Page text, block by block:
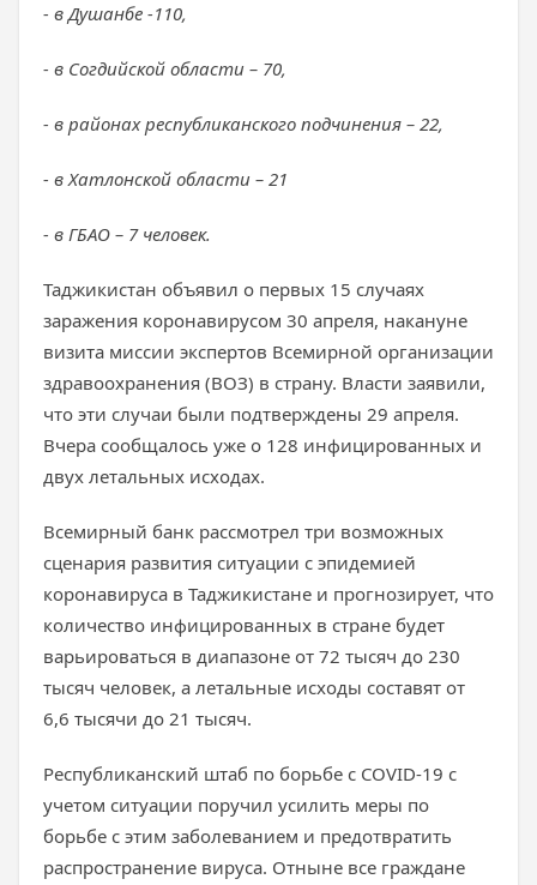
- в Душанбе -110,
- в Согдийской области – 70,
- в районах республиканского подчинения – 22,
- в Хатлонской области – 21
- в ГБАО – 7 человек.
Таджикистан объявил о первых 15 случаях
заражения коронавирусом 30 апреля, накануне
визита миссии экспертов Всемирной организации
здравоохранения (ВОЗ) в страну. Власти заявили,
что эти случаи были подтверждены 29 апреля.
Вчера сообщалось уже о 128 инфицированных и
двух летальных исходах.
Всемирный банк рассмотрел три возможных
сценария развития ситуации с эпидемией
коронавируса в Таджикистане и прогнозирует, что
количество инфицированных в стране будет
варьироваться в диапазоне от 72 тысяч до 230
тысяч человек, а летальные исходы составят от
6,6 тысячи до 21 тысяч.
Республиканский штаб по борьбе с COVID-19 с
учетом ситуации поручил усилить меры по
борьбе с этим заболеванием и предотвратить
распространение вируса. Отныне все граждане